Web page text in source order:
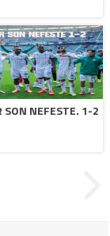
SON NEFESTE. 1-2